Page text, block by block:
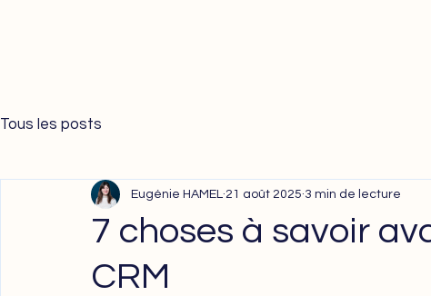
Tous les posts
7 choses à savoir
CRM
Eugénie HAMEL 21 août 2025 3 min de lecture